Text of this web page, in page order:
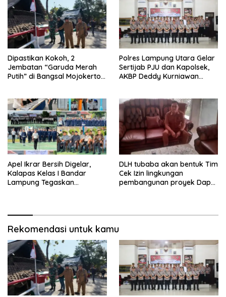
Dipastikan Kokoh, 2
Jembatan “Garuda Merah
Putih” di Bangsal Mojokerto
Polres Lampung Utara Gelar
Sertijab PJU dan Kapolsek,
AKBP Deddy Kurniawan
Apel Ikrar Bersih Digelar,
Kalapas Kelas I Bandar
Lampung Tegaskan
DLH tubaba akan bentuk Tim
Cek Izin lingkungan
pembangunan proyek Dapur
Rekomendasi untuk kamu